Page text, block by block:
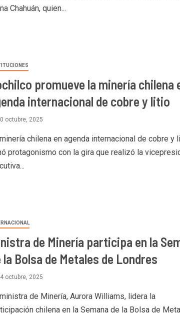
Chahuán, quien...
promueve la minería chilena
internacional de cobre y litio
octubre, 2025
chilena en agenda internacional de cobre y
protagonismo con la gira que realizó la
de Minería participa en la
la Bolsa de Metales de Londres
octubre, 2025
de Minería, Aurora Williams, lidera la
chilena en la Semana de la Bolsa de